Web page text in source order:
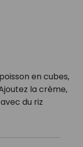
en cubes,
la crème,
du riz